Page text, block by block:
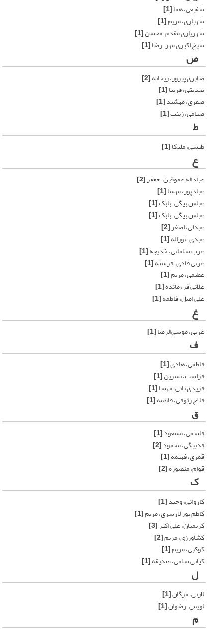
شفیعی، هما[1]
شهبازی، مریم[1]
شهریاری مقدم، محسن[1]
شیخ اکبری مهر، رضا[1]
ص
صابری پیروز، ریحانه[2]
صدیقی، فریبا[1]
صفری، مهشید[1]
صیامی، زینب[1]
ط
طبسی، ملیکا[1]
ع
عباداله عموقین، جعفر[2]
عبادپور، مهسا[1]
عباس بیگی، بابک[1]
عباس بیگی، بابک[1]
عبدلی، اصغر[2]
عبدی، نوراله[1]
عرب سلمانی، خدیجه[1]
عزتی قادی، فرشته[1]
عظیمی، مریم[1]
علائی فر، مائده[1]
علی اصل، فاطمه[1]
غ
غربی، موسی‌الرضا[1]
ف
فاطمی، هادی[1]
فراست، نسرین[1]
فریدی ثانی، مهسا[1]
فلاح رئوفی، فاطمه[1]
ق
قاسمی، مسعود[1]
قدبیگی، محمود[2]
قمری، فهیمه[1]
قوام، منصوره[2]
ک
کاروانی، وحید[1]
کاظم پور لارسری، مریم[1]
کریمیان، علی اکبر[3]
کشاورزی، مریم[2]
کوکبی، مریم[1]
کیانی سلمی، صدیقه[1]
ل
لارتی، مژگان[1]
لویمی، رضوان[1]
م